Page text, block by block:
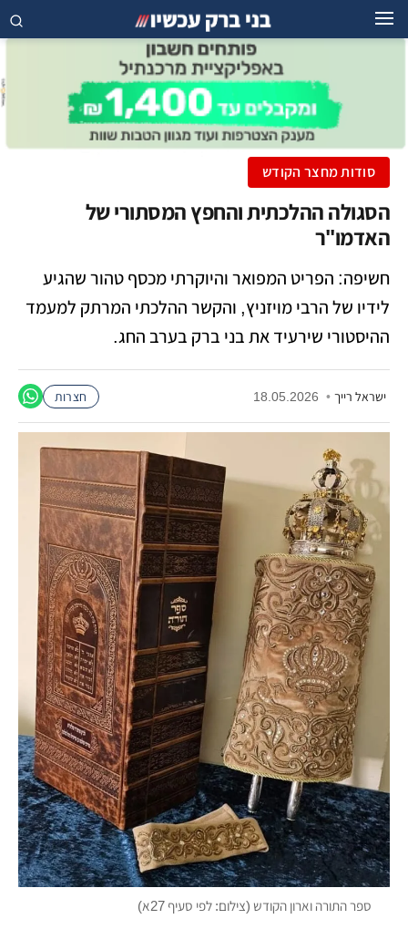
סודות מחצר הקודש
הסגולה ההלכתית והחפץ המסתורי של
האדמו"ר
חשיפה: הפריט המפואר והיוקרתי מכסף טהור שהגיע
לידיו של הרבי מויזניץ, והקשר ההלכתי המרתק למעמד
ההיסטורי שירעיד את בני ברק בערב החג.
ישראל רייך •
18.05.2026 חצרות
ספר התורה וארון הקודש (צילום: לפי סעיף 27א)